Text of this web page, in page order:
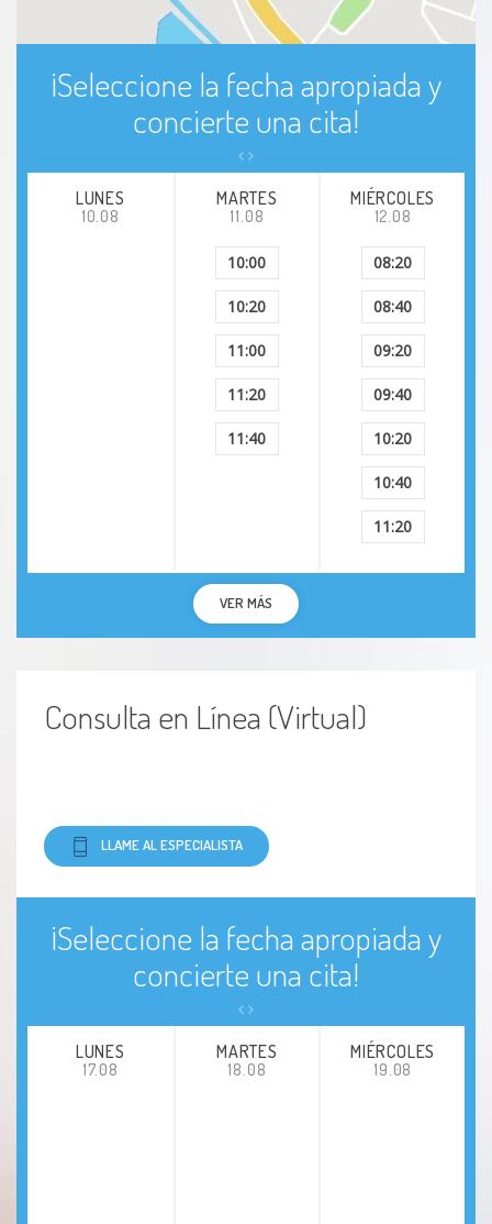
¡Seleccione la fecha apropiada y
concierte una cita!
LUNES
10.08
MARTES
11.08
10:00
10:20
11:00
11:20
11:40
MIÉRCOLES
12.08
08:20
08:40
09:20
09:40
10:20
10:40
11:20
VER MÁS
Consulta en Línea (Virtual)
LLAME AL ESPECIALISTA
¡Seleccione la fecha apropiada y
concierte una cita!
LUNES
17.08
MARTES
18.08
MIÉRCOLES
19.08